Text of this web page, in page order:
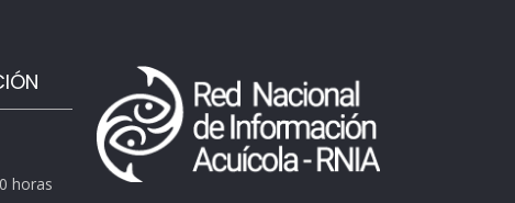
horas